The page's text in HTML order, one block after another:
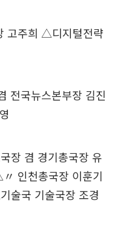
고주희 △디지털전략
전국뉴스본부장 김진
장 겸 경기총국장 유
인천총국장 이훈기
술국 기술국장 조경